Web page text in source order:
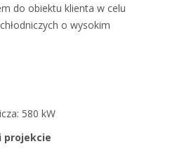
do obiektu klienta w celu
o wysokim
580 kW
projekcie